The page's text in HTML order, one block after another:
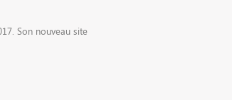
Son nouveau site